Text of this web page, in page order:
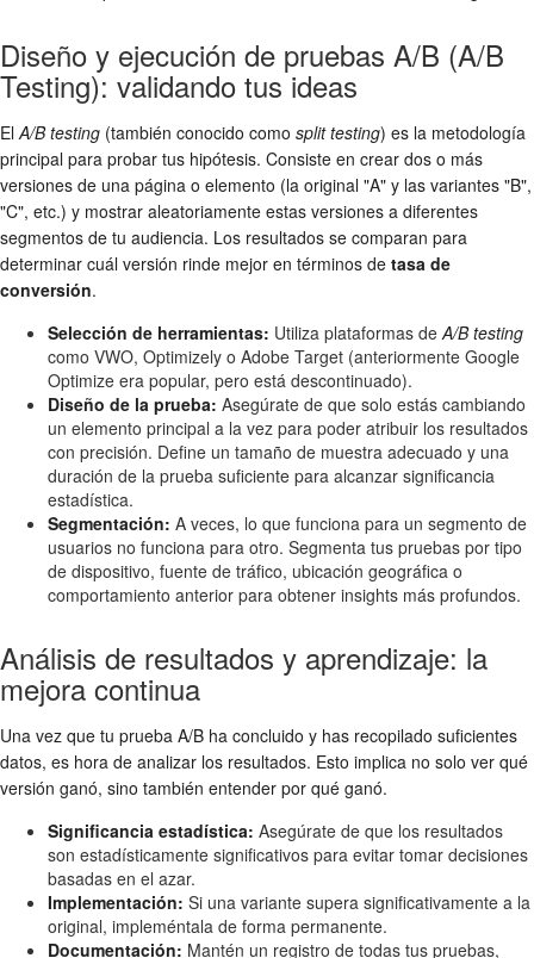
Diseño y ejecución de pruebas A/B (A/B
Testing): validando tus ideas
El A/B testing (también conocido como split testing) es la metodología
principal para probar tus hipótesis. Consiste en crear dos o más
versiones de una página o elemento (la original "A" y las variantes "B",
"C", etc.) y mostrar aleatoriamente estas versiones a diferentes
segmentos de tu audiencia. Los resultados se comparan para
determinar cuál versión rinde mejor en términos de tasa de
conversión.
Selección de herramientas: Utiliza plataformas de A/B testing
como VWO, Optimizely o Adobe Target (anteriormente Google
Optimize era popular, pero está descontinuado).
Diseño de la prueba: Asegúrate de que solo estás cambiando
un elemento principal a la vez para poder atribuir los resultados
con precisión. Define un tamaño de muestra adecuado y una
duración de la prueba suficiente para alcanzar significancia
estadística.
Segmentación: A veces, lo que funciona para un segmento de
usuarios no funciona para otro. Segmenta tus pruebas por tipo
de dispositivo, fuente de tráfico, ubicación geográfica o
comportamiento anterior para obtener insights más profundos.
Análisis de resultados y aprendizaje: la
mejora continua
Una vez que tu prueba A/B ha concluido y has recopilado suficientes
datos, es hora de analizar los resultados. Esto implica no solo ver qué
versión ganó, sino también entender por qué ganó.
Significancia estadística: Asegúrate de que los resultados
son estadísticamente significativos para evitar tomar decisiones
basadas en el azar.
Implementación: Si una variante supera significativamente a la
original, impleméntala de forma permanente.
Documentación: Mantén un registro de todas tus pruebas,